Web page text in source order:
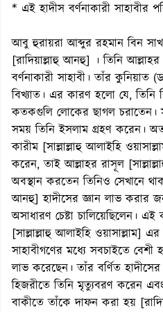
* এই হাদীস বর্ণনাকারী সাহাবীর
আবু হুরায়রা আব্দুর রহমান বিন
[রাদিয়াল্লাহু আনহু] । তিনি
বর্ণনাকারী সাহাবী। তাঁর কুনিয়াত
বিখ্যাত। এর কারণ হলো যে, তিনি
কতকগুলি লোকের ছাগল চরাতেন।
সময় তিনি ইসলাম গ্রহণ করেন।
কারীম [সাল্লাল্লাহু আলাইহি
করেন, তাই আল্লাহর রাসূল
অবস্থান করতেন তিনিও সেখানে
আনহু] হাদীসের জ্ঞান লাভ করার
অসাধারণ চেষ্টা চালিয়েছিলেন। এই
[সাল্লাল্লাহু আলাইহি ওয়াসাল্লাম]
সাহাবীগণের মধ্যে সবচাইতে বেশী
লাভ করেছেন। তাঁর বর্ণিত
হিজরীতে তিনি মৃত্যুবরণ করেন
বাকীতে তাঁকে দাফন করা হয়